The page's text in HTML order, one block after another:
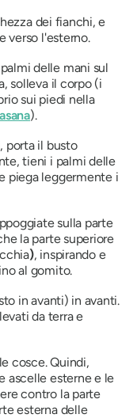
dei fianchi, e
verso l'esterno.
delle mani sul
solleva il corpo (i
sui piedi nella
).
porta il busto
tieni i palmi delle
piega leggermente i
sulla parte
la parte superiore
), inspirando e
al gomito.
in avanti) in avanti.
da terra e
cosce. Quindi,
ascelle esterne e le
contro la parte
esterna delle